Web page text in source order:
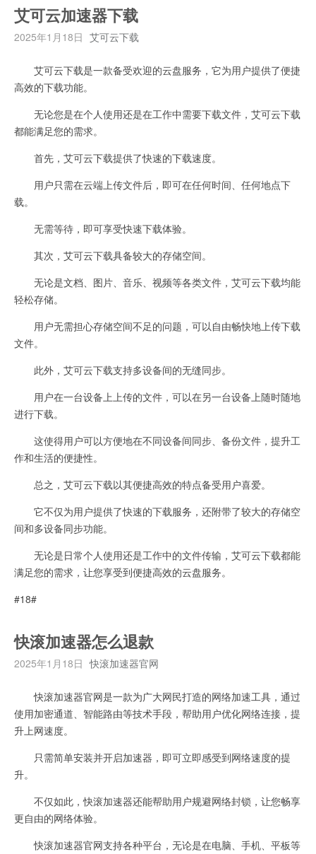
艾可云加速器下载
2025年1月18日 艾可云下载
艾可云下载是一款备受欢迎的云盘服务，它为用户提供了便捷
高效的下载功能。
无论您是在个人使用还是在工作中需要下载文件，艾可云下载
都能满足您的需求。
首先，艾可云下载提供了快速的下载速度。
用户只需在云端上传文件后，即可在任何时间、任何地点下
载。
无需等待，即可享受快速下载体验。
其次，艾可云下载具备较大的存储空间。
无论是文档、图片、音乐、视频等各类文件，艾可云下载均能
轻松存储。
用户无需担心存储空间不足的问题，可以自由畅快地上传下载
文件。
此外，艾可云下载支持多设备间的无缝同步。
用户在一台设备上上传的文件，可以在另一台设备上随时随地
进行下载。
这使得用户可以方便地在不同设备间同步、备份文件，提升工
作和生活的便捷性。
总之，艾可云下载以其便捷高效的特点备受用户喜爱。
它不仅为用户提供了快速的下载服务，还附带了较大的存储空
间和多设备同步功能。
无论是日常个人使用还是工作中的文件传输，艾可云下载都能
满足您的需求，让您享受到便捷高效的云盘服务。
#18#
快滚加速器怎么退款
2025年1月18日 快滚加速器官网
快滚加速器官网是一款为广大网民打造的网络加速工具，通过
使用加密通道、智能路由等技术手段，帮助用户优化网络连接，提
升上网速度。
只需简单安装并开启加速器，即可立即感受到网络速度的提
升。
不仅如此，快滚加速器还能帮助用户规避网络封锁，让您畅享
更自由的网络体验。
快滚加速器官网支持各种平台，无论是在电脑、手机、平板等